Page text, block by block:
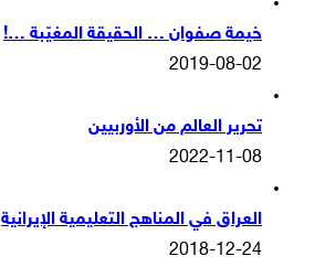
خيمة صفوان … الحقيقة المغيّبة …!
2019-08-02
تحرير العالم من الأوربيين
2022-11-08
العراق في المناهج التعليمية الإيرانية
2018-12-24